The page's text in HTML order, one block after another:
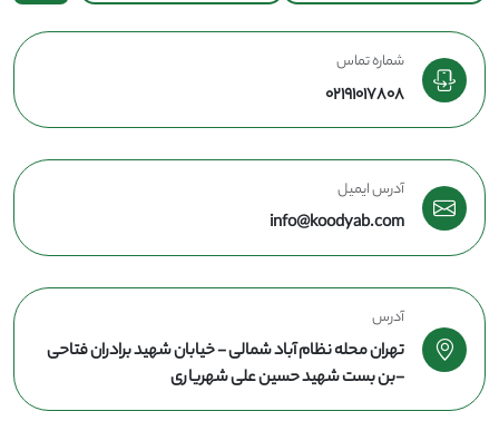
شماره تماس
02191017808
آدرس ایمیل
info@koodyab.com
آدرس
تهران محله نظام آباد شمالی - خیابان شهید برادران فتاحی
-بن بست شهید حسین علی شهریاری